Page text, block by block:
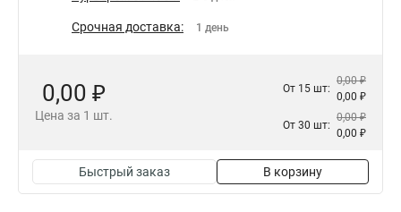
Срочная доставка: 1 день
0,00 ₽
Цена за 1 шт.
От 15 шт:
0,00 ₽
0,00 ₽
От 30 шт:
0,00 ₽
0,00 ₽
Быстрый заказ В корзину